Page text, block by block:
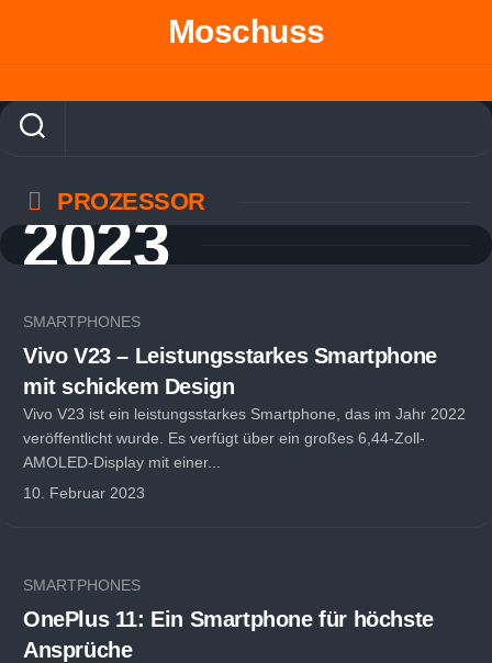
Moschuss
PROZESSOR
2023
SMARTPHONES
Vivo V23 – Leistungsstarkes Smartphone
mit schickem Design
Vivo V23 ist ein leistungsstarkes Smartphone, das im Jahr 2022
veröffentlicht wurde. Es verfügt über ein großes 6,44-Zoll-
AMOLED-Display mit einer...
10. Februar 2023
SMARTPHONES
OnePlus 11: Ein Smartphone für höchste
Ansprüche